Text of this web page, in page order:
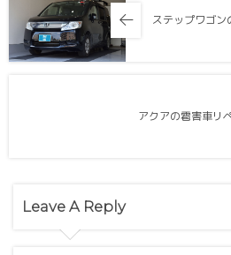
ステップワゴン
アクアの雹害車リ
Leave A Reply